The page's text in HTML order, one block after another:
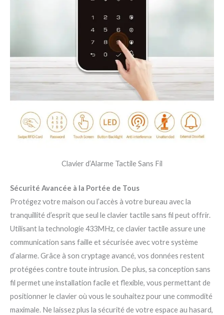
Clavier d’Alarme Tactile Sans Fil
Sécurité Avancée à la Portée de Tous
Protégez votre maison ou l’accès à votre bureau avec la
tranquillité d’esprit que seul le clavier tactile sans fil peut offrir.
Utilisant la technologie 433MHz, ce clavier tactile assure une
communication sans faille et sécurisée avec votre système
d’alarme. Grâce à son cryptage avancé, vos données restent
protégées contre toute intrusion. De plus, sa conception sans
fil permet une installation facile et flexible, vous permettant de
positionner le clavier où vous le souhaitez pour une commodité
maximale. Ne laissez plus la sécurité de votre espace au hasard,